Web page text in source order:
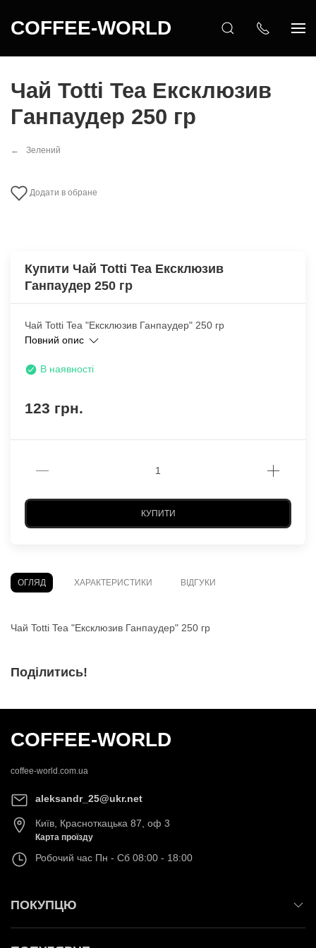
COFFEE-WORLD
Чай Totti Tea Ексклюзив
Ганпаудер 250 гр
Зелений
Додати в обране
Купити Чай Totti Tea Ексклюзив
Ганпаудер 250 гр
Чай Totti Tea "Ексклюзив Ганпаудер" 250 гр
Повний опис
В наявності
123 грн.
КУПИТИ
ОГЛЯД ХАРАКТЕРИСТИКИ ВІДГУКИ
Чай Totti Tea "Ексклюзив Ганпаудер" 250 гр
Поділитись!
COFFEE-WORLD
coffee-world.com.ua
aleksandr_25@ukr.net
Київ, Красноткацька 87, оф 3
Карта проїзду
Робочий час Пн - Сб 08:00 - 18:00
ПОКУПЦЮ